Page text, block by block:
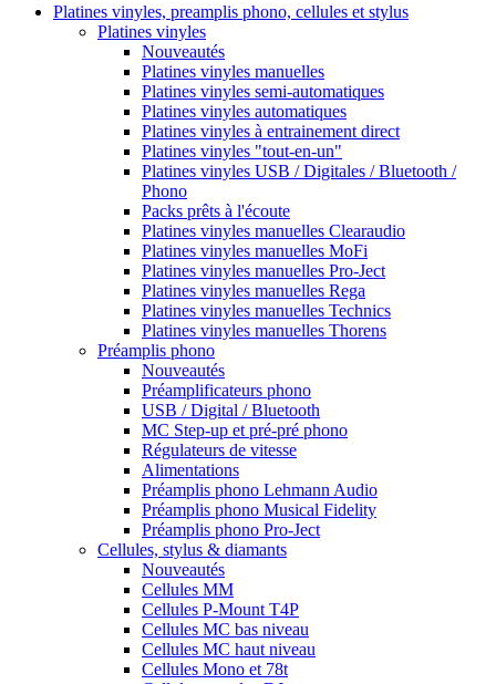
Platines vinyles, preamplis phono, cellules et stylus
Platines vinyles
Nouveautés
Platines vinyles manuelles
Platines vinyles semi-automatiques
Platines vinyles automatiques
Platines vinyles à entrainement direct
Platines vinyles "tout-en-un"
Platines vinyles USB / Digitales / Bluetooth /
Phono
Packs prêts à l'écoute
Platines vinyles manuelles Clearaudio
Platines vinyles manuelles MoFi
Platines vinyles manuelles Pro-Ject
Platines vinyles manuelles Rega
Platines vinyles manuelles Technics
Platines vinyles manuelles Thorens
Préamplis phono
Nouveautés
Préamplificateurs phono
USB / Digital / Bluetooth
MC Step-up et pré-pré phono
Régulateurs de vitesse
Alimentations
Préamplis phono Lehmann Audio
Préamplis phono Musical Fidelity
Préamplis phono Pro-Ject
Cellules, stylus & diamants
Nouveautés
Cellules MM
Cellules P-Mount T4P
Cellules MC bas niveau
Cellules MC haut niveau
Cellules Mono et 78t